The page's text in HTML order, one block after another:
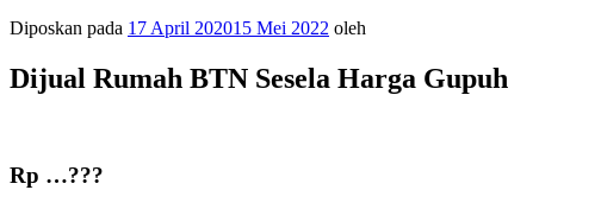
Diposkan pada 17 April 202015 Mei 2022 oleh
Dijual Rumah BTN Sesela Harga Gupuh
Rp …???